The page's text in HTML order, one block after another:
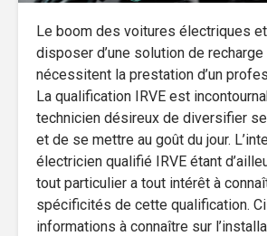
Le boom des voitures électriques
disposer d’une solution de
nécessitent la prestation d’un
La qualification IRVE est
technicien désireux de diversifier
et de se mettre au goût du jour.
électricien qualifié IRVE étant
tout particulier a tout intérêt à
spécificités de cette qualification.
informations à connaître sur